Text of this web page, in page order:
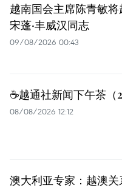
越南国会主席陈青敏
宋蓬·丰威汉同志
09/08/2026 00:43
☕️越通社新闻下午茶（
08/08/2026 12:12
澳大利亚专家：越澳